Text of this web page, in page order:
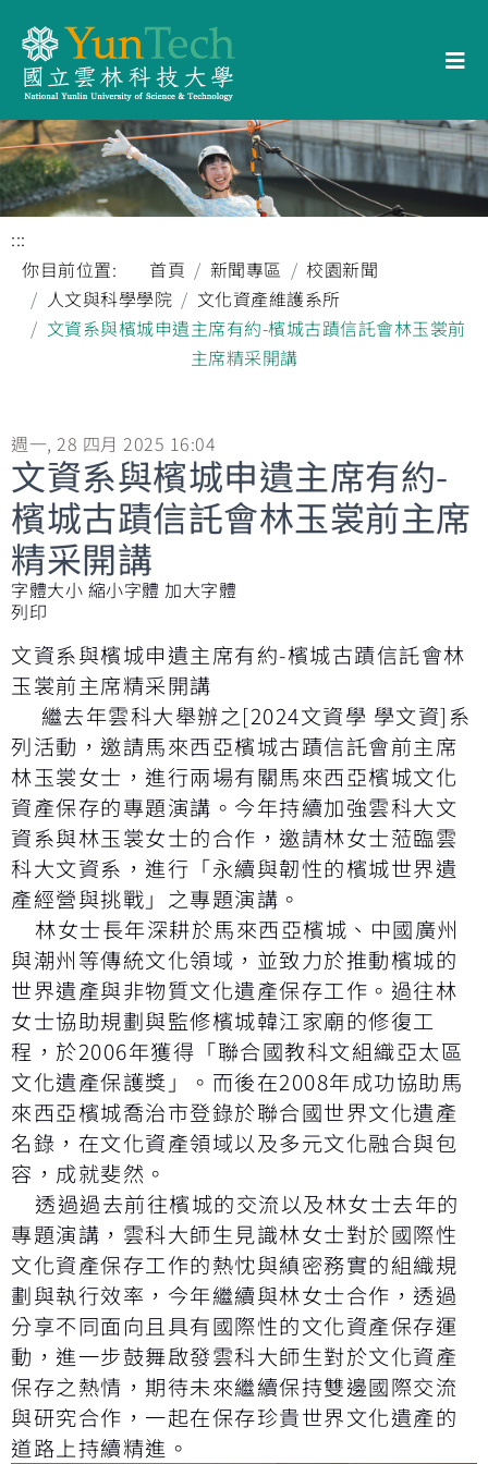
:::
你目前位置:
首頁 新聞專區
校園新聞
人文與科學學院
文化資產維護系所
文資系與檳城申遺主席有約-檳城古蹟信託會林玉裳前
主席精采開講
週一, 28 四月 2025 16:04
文資系與檳城申遺主席有約-
檳城古蹟信託會林玉裳前主席
精采開講
字體大小 縮小字體 加大字體
列印
文資系與檳城申遺主席有約-檳城古蹟信託會林
玉裳前主席精采開講
繼去年雲科大舉辦之[2024文資學 學文資]系
列活動，邀請馬來西亞檳城古蹟信託會前主席
林玉裳女士，進行兩場有關馬來西亞檳城文化
資產保存的專題演講。今年持續加強雲科大文
資系與林玉裳女士的合作，邀請林女士蒞臨雲
科大文資系，進行「永續與韌性的檳城世界遺
產經營與挑戰」之專題演講。
林女士長年深耕於馬來西亞檳城、中國廣州
與潮州等傳統文化領域，並致力於推動檳城的
世界遺產與非物質文化遺產保存工作。過往林
女士協助規劃與監修檳城韓江家廟的修復工
程，於2006年獲得「聯合國教科文組織亞太區
文化遺產保護獎」。而後在2008年成功協助馬
來西亞檳城喬治市登錄於聯合國世界文化遺產
名錄，在文化資產領域以及多元文化融合與包
容，成就斐然。
透過過去前往檳城的交流以及林女士去年的
專題演講，雲科大師生見識林女士對於國際性
文化資產保存工作的熱忱與縝密務實的組織規
劃與執行效率，今年繼續與林女士合作，透過
分享不同面向且具有國際性的文化資產保存運
動，進一步鼓舞啟發雲科大師生對於文化資產
保存之熱情，期待未來繼續保持雙邊國際交流
與研究合作，一起在保存珍貴世界文化遺產的
道路上持續精進。